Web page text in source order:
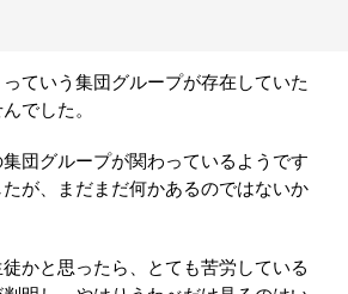
ていう集団グループが存在していた
でした。
団グループが関わっているようです
が、まだまだ何かあるのではないか
かと思ったら、とても苦労している